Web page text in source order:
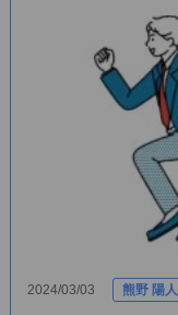
2024/03/03 熊野 陽人